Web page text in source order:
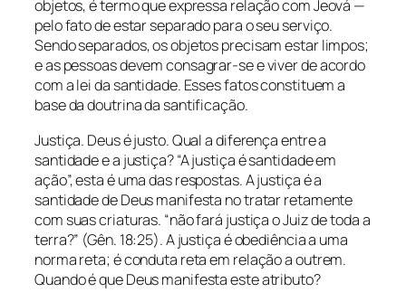
objetos, é termo que expressa relação com Jeová —
pelo fato de estar separado para o seu serviço.
Sendo separados, os objetos precisam estar limpos;
e as pessoas devem consagrar-se e viver de acordo
com a lei da santidade. Esses fatos constituem a
base da doutrina da santificação.
Justiça. Deus é justo. Qual a diferença entre a
santidade e a justiça? “A justiça é santidade em
ação”, esta é uma das respostas. A justiça é a
santidade de Deus manifesta no tratar retamente
com suas criaturas. “não fará justiça o Juiz de toda a
terra?” (Gên. 18:25). A justiça é obediência a uma
norma reta; é conduta reta em relação a outrem.
Quando é que Deus manifesta este atributo?